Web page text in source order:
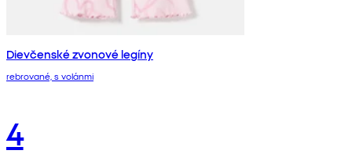
Dievčenské zvonové legíny
rebrované, s volánmi
4